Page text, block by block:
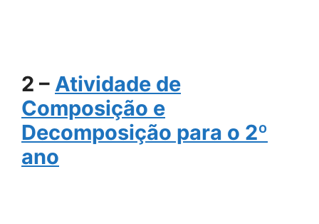
2 – Atividade de
Composição e
Decomposição para o 2º
ano